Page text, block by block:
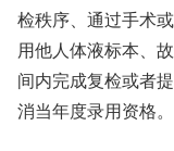
检秩序、通过手术
用他人体液标本、
间内完成复检或者
消当年度录用资格。